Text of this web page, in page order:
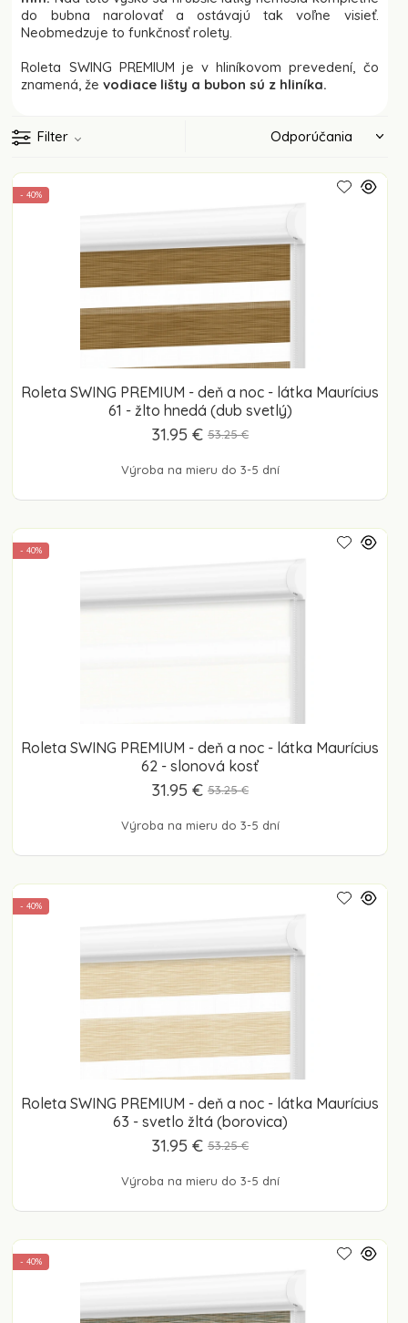
do bubna narolovať a ostávajú tak voľne visieť.
Neobmedzuje to funkčnosť rolety.
Roleta SWING PREMIUM je v hliníkovom prevedení, čo
znamená, ževodiace lišty a bubon sú z hliníka.
Filter
Roleta SWING PREMIUM - deň a noc - látka Maurícius
61 - žlto hnedá (dub svetlý)
- 40%
Výroba na mieru do 3-5 dní
31.95 € 53.25 €
Roleta SWING PREMIUM - deň a noc - látka Maurícius
62 - slonová kosť
- 40%
Výroba na mieru do 3-5 dní
31.95 € 53.25 €
Roleta SWING PREMIUM - deň a noc - látka Maurícius
63 - svetlo žltá (borovica)
- 40%
Výroba na mieru do 3-5 dní
31.95 € 53.25 €
- 40%